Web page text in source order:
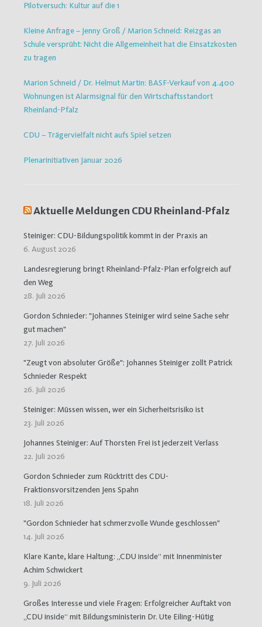
Pilotversuch: Kultur auf die 1
Kleine Anfrage – Jenny Groß / Marion Schneid: Reizgas an
Schule versprüht: Nicht die Allgemeinheit hat die Einsatzkosten
zu tragen
Marion Schneid / Dr. Helmut Martin: BASF-Verkauf von 4.400
Wohnungen ist Alarmsignal für den Wirtschaftsstandort
Rheinland-Pfalz
CDU – Trägervielfalt nicht aufs Spiel setzen
Plenarinitiativen Januar 2026
Aktuelle Meldungen CDU Rheinland-Pfalz
Steiniger: CDU-Bildungspolitik kommt in der Praxis an
6. August 2026
Landesregierung bringt Rheinland-Pfalz-Plan erfolgreich auf
den Weg
28. Juli 2026
Gordon Schnieder: "Johannes Steiniger wird seine Sache sehr
gut machen"
27. Juli 2026
"Zeugt von absoluter Größe": Johannes Steiniger zollt Patrick
Schnieder Respekt
26. Juli 2026
Steiniger: Müssen wissen, wer ein Sicherheitsrisiko ist
23. Juli 2026
Johannes Steiniger: Auf Thorsten Frei ist jederzeit Verlass
22. Juli 2026
Gordon Schnieder zum Rücktritt des CDU-
Fraktionsvorsitzenden Jens Spahn
18. Juli 2026
"Gordon Schnieder hat schmerzvolle Wunde geschlossen"
14. Juli 2026
Klare Kante, klare Haltung: „CDU inside“ mit Innenminister
Achim Schwickert
9. Juli 2026
Großes Interesse und viele Fragen: Erfolgreicher Auftakt von
„CDU inside“ mit Bildungsministerin Dr. Ute Eiling-Hütig